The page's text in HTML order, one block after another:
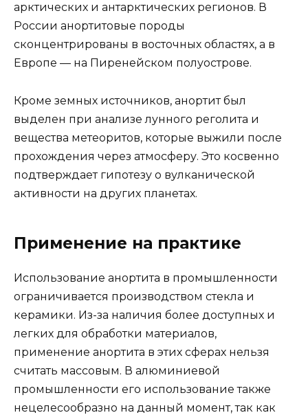
арктических и антарктических регионов. В
России анортитовые породы
сконцентрированы в восточных областях, а в
Европе — на Пиренейском полуострове.
Кроме земных источников, анортит был
выделен при анализе лунного реголита и
вещества метеоритов, которые выжили после
прохождения через атмосферу. Это косвенно
подтверждает гипотезу о вулканической
активности на других планетах.
Применение на практике
Использование анортита в промышленности
ограничивается производством стекла и
керамики. Из-за наличия более доступных и
легких для обработки материалов,
применение анортита в этих сферах нельзя
считать массовым. В алюминиевой
промышленности его использование также
нецелесообразно на данный момент, так как